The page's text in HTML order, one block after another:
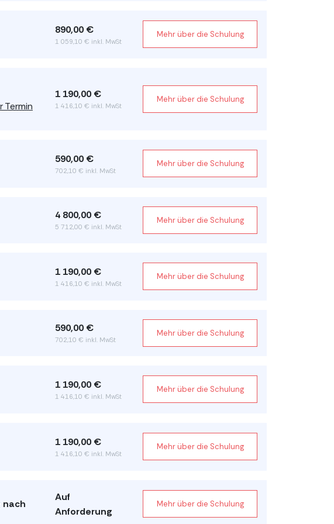
890,00 €
1 059,10 € inkl. MwSt
Mehr über die Schulung
Termin
1 190,00 €
1 416,10 € inkl. MwSt
Mehr über die Schulung
590,00 €
702,10 € inkl. MwSt
Mehr über die Schulung
4 800,00 €
5 712,00 € inkl. MwSt
Mehr über die Schulung
1 190,00 €
1 416,10 € inkl. MwSt
Mehr über die Schulung
590,00 €
702,10 € inkl. MwSt
Mehr über die Schulung
1 190,00 €
1 416,10 € inkl. MwSt
Mehr über die Schulung
1 190,00 €
1 416,10 € inkl. MwSt
Mehr über die Schulung
nach
Auf
Anforderung
Mehr über die Schulung